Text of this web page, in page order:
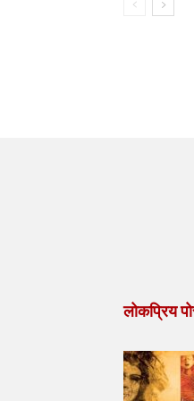
लोकप्रिय